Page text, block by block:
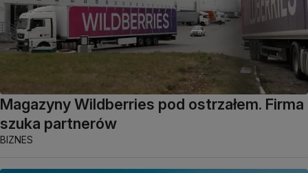
Magazyny Wildberries pod ostrzałem. Firma
szuka partnerów
BIZNES